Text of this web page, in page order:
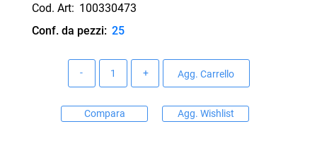
Cod. Art: 100330473
Conf. da pezzi: 25
Agg. Carrello
Compara Agg. Wishlist